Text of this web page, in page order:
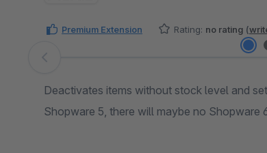
Premium Extension Rating: no rating (
Skip image gallery
Deactivates items without stock level and
Shopware 5, there will maybe no Shopware